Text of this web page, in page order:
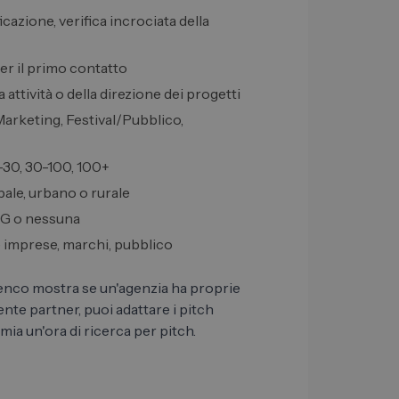
verifica incrociata della
il primo contatto
attività o della direzione dei progetti
Festival/Pubblico,
30-100, 100+
urbano o rurale
o nessuna
imprese, marchi, pubblico
mostra se un'agenzia ha proprie
partner, puoi adattare i pitch
un'ora di ricerca per pitch.